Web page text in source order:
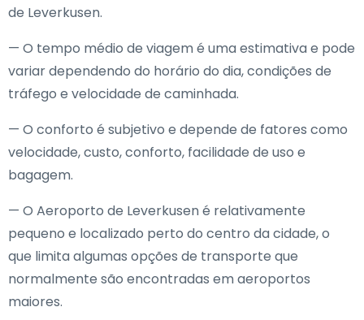
de Leverkusen.
— O tempo médio de viagem é uma estimativa e pode
variar dependendo do horário do dia, condições de
tráfego e velocidade de caminhada.
— O conforto é subjetivo e depende de fatores como
velocidade, custo, conforto, facilidade de uso e
bagagem.
— O Aeroporto de Leverkusen é relativamente
pequeno e localizado perto do centro da cidade, o
que limita algumas opções de transporte que
normalmente são encontradas em aeroportos
maiores.